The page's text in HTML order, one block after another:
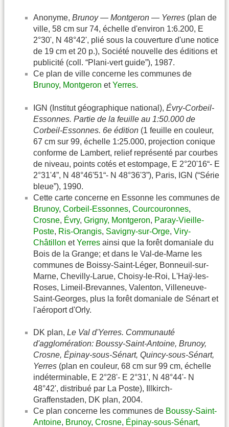
Anonyme, Brunoy — Montgeron — Yerres (plan de
ville, 58 cm sur 74, échelle d'environ 1:6.200, E
2°30', N 48°42', plié sous la couverture d'une notice
de 19 cm et 20 p.), Société nouvelle des éditions et
publicité (coll. “Plani-vert guide”), 1987.
Ce plan de ville concerne les communes de
Brunoy, Montgeron etYerres.
IGN (Institut géographique national), Évry-Corbeil-
Essonnes. Partie de la feuille au 1:50.000 de
Corbeil-Essonnes. 6e édition (1 feuille en couleur,
67 cm sur 99, échelle 1:25.000, projection conique
conforme de Lambert, relief représenté par courbes
de niveau, points cotés et estompage, E 2°20'16“- E
2°31'4”, N 48°46'51“- N 48°36'3”), Paris, IGN (“Série
bleue”), 1990.
Cette carte concerne en Essonne les communes de
Brunoy, Corbeil-Essonnes, Courcouronnes,
Crosne, Évry, Grigny, Montgeron, Paray-Vieille-
Poste, Ris-Orangis, Savigny-sur-Orge, Viry-
Châtillon etYerres ainsi que la forêt domaniale du
Bois de la Grange; et dans le Val-de-Marne les
communes de Boissy-Saint-Léger, Bonneuil-sur-
Marne, Chevilly-Larue, Choisy-le-Roi, L'Haÿ-les-
Roses, Limeil-Brevannes, Valenton, Villeneuve-
Saint-Georges, plus la forêt domaniale de Sénart et
l'aéroport d'Orly.
DK plan, Le Val d'Yerres. Communauté
d'agglomération: Boussy-Saint-Antoine, Brunoy,
Crosne, Épinay-sous-Sénart, Quincy-sous-Sénart,
Yerres (plan en couleur, 68 cm sur 99 cm, échelle
indéterminable, E 2°28'- E 2°31', N 48°44'- N
48°42', distribué par La Poste), Illkirch-
Graffenstaden, DK plan, 2004.
Ce plan concerne les communes de Boussy-Saint-
Antoine, Brunoy, Crosne, Épinay-sous-Sénart,